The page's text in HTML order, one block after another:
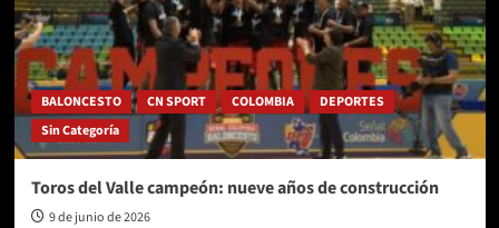
BALONCESTO CN SPORT COLOMBIA
DEPORTES
Sin Categoría
Toros del Valle campeón: nueve años de construcción
9 de junio de 2026